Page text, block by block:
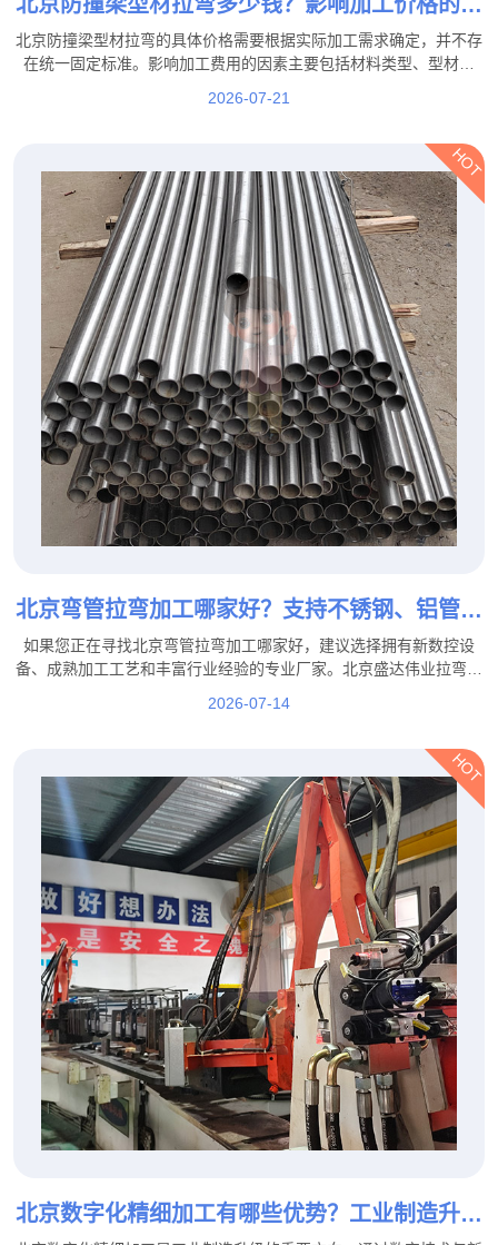
素都有哪些？
北京防撞梁型材拉弯的具体价格需要根据实际加工需求确定，并不存
在统一固定标准。影响加工费用的因素主要包括材料类型、型材规
2026-07-21
HOT
北京弯管拉弯加工哪家好？支持不锈钢、铝管、
方管拉弯定制
如果您正在寻找北京弯管拉弯加工哪家好，建议选择拥有新数控设
备、成熟加工工艺和丰富行业经验的专业厂家。北京盛达伟业拉弯厂
2026-07-14
HOT
北京数字化精细加工有哪些优势？工业制造升级